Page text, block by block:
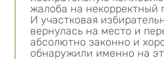
жалоба на некорректный
И участковая
вернулась на место и
абсолютно законно и
обнаружили именно на